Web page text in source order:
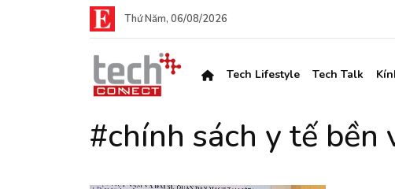
Thứ Năm, 06/08/2026
Tech Lifestyle Tech Talk
#chính sách y tế bền